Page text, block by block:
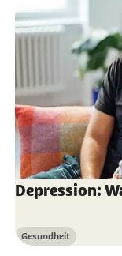
Depression:
Kategorie
Gesundheit